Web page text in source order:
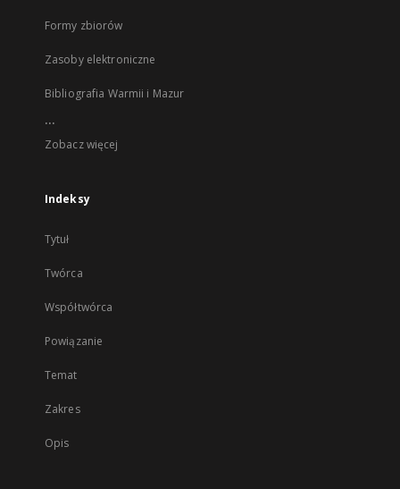
Formy zbiorów
Zasoby elektroniczne
Bibliografia Warmii i Mazur
...
Zobacz więcej
Indeksy
Tytuł
Twórca
Współtwórca
Powiązanie
Temat
Zakres
Opis